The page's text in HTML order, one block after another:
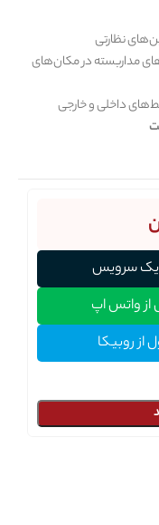
نظارتی
مداربسته در مکان‌های
داخلی و خارجی
سرویس
واتس اپ
روبیکا